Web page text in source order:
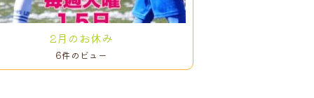
2月のお休み
6件のビュー